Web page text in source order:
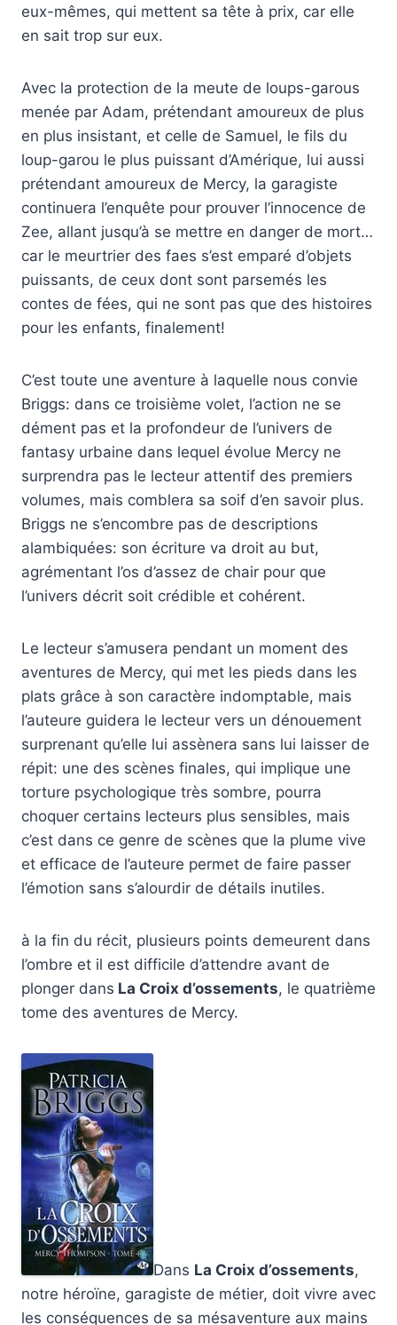
eux-mêmes, qui mettent sa tête à prix, car elle
en sait trop sur eux.
Avec la protection de la meute de loups-garous
menée par Adam, prétendant amoureux de plus
en plus insistant, et celle de Samuel, le fils du
loup-garou le plus puissant d’Amérique, lui aussi
prétendant amoureux de Mercy, la garagiste
continuera l’enquête pour prouver l’innocence de
Zee, allant jusqu’à se mettre en danger de mort…
car le meurtrier des faes s’est emparé d’objets
puissants, de ceux dont sont parsemés les
contes de fées, qui ne sont pas que des histoires
pour les enfants, finalement!
C’est toute une aventure à laquelle nous convie
Briggs: dans ce troisième volet, l’action ne se
dément pas et la profondeur de l’univers de
fantasy urbaine dans lequel évolue Mercy ne
surprendra pas le lecteur attentif des premiers
volumes, mais comblera sa soif d’en savoir plus.
Briggs ne s’encombre pas de descriptions
alambiquées: son écriture va droit au but,
agrémentant l’os d’assez de chair pour que
l’univers décrit soit crédible et cohérent.
Le lecteur s’amusera pendant un moment des
aventures de Mercy, qui met les pieds dans les
plats grâce à son caractère indomptable, mais
l’auteure guidera le lecteur vers un dénouement
surprenant qu’elle lui assènera sans lui laisser de
répit: une des scènes finales, qui implique une
torture psychologique très sombre, pourra
choquer certains lecteurs plus sensibles, mais
c’est dans ce genre de scènes que la plume vive
et efficace de l’auteure permet de faire passer
l’émotion sans s’alourdir de détails inutiles.
à la fin du récit, plusieurs points demeurent dans
l’ombre et il est difficile d’attendre avant de
plonger dans La Croix d’ossements, le quatrième
tome des aventures de Mercy.
Dans La Croix d’ossements,
notre héroïne, garagiste de métier, doit vivre avec
les conséquences de sa mésaventure aux mains